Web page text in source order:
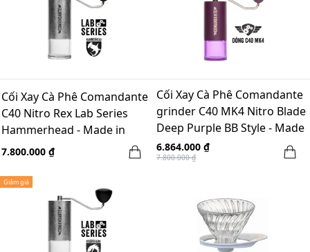
Cối Xay Cà Phê Comandante
C40 Nitro Rex Lab Series
Hammerhead - Made in
Germany
7.800.000 ₫
Cối Xay Cà Phê Comandante
grinder C40 MK4 Nitro Blade
Deep Purple BB Style - Made
in Germany
6.864.000 ₫
7.800.000 ₫
Giảm giá